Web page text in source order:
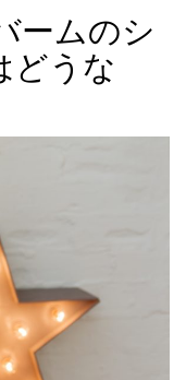
ームのシ
どうな